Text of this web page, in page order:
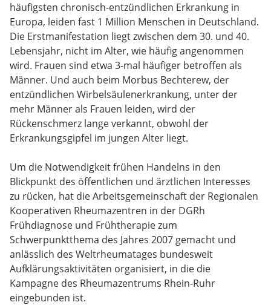
häufigsten chronisch-entzündlichen Erkrankung in
Europa, leiden fast 1 Million Menschen in Deutschland.
Die Erstmanifestation liegt zwischen dem 30. und 40.
Lebensjahr, nicht im Alter, wie häufig angenommen
wird. Frauen sind etwa 3-mal häufiger betroffen als
Männer. Und auch beim Morbus Bechterew, der
entzündlichen Wirbelsäulenerkrankung, unter der
mehr Männer als Frauen leiden, wird der
Rückenschmerz lange verkannt, obwohl der
Erkrankungsgipfel im jungen Alter liegt.
Um die Notwendigkeit frühen Handelns in den
Blickpunkt des öffentlichen und ärztlichen Interesses
zu rücken, hat die Arbeitsgemeinschaft der Regionalen
Kooperativen Rheumazentren in der DGRh
Frühdiagnose und Frühtherapie zum
Schwerpunktthema des Jahres 2007 gemacht und
anlässlich des Weltrheumatages bundesweit
Aufklärungsaktivitäten organisiert, in die die
Kampagne des Rheumazentrums Rhein-Ruhr
eingebunden ist.